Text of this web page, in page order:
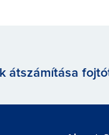
átszámítása